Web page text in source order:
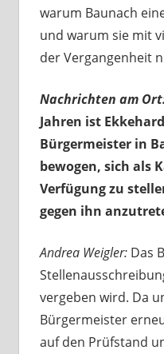
warum Baunach
und warum sie mit
der Vergangenheit
Nachrichten am
Jahren ist
Bürgermeister in
bewogen, sich als
Verfügung zu
gegen ihn
Andrea Weigler: Das
vergeben wird. Da
Bürgermeister
auf den Prüfstand